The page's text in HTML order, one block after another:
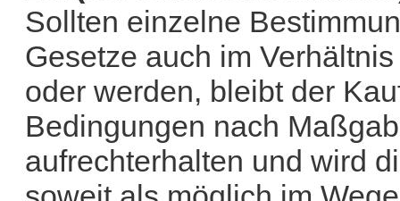
Sollten einzelne
Gesetze auch im
oder werden, bleibt der
Bedingungen nach
aufrechterhalten und wird